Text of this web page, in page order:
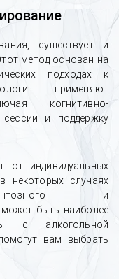
существует и
метод основан на
подходах к
применяют
когнитивно-
сессии и поддержку
от индивидуальных
некоторых случаях
и
может быть наиболее
с алкогольной
вам выбрать